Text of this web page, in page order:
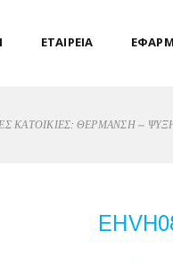
ΕΤΑΙΡΕΙΑ
ΚΑΤΟΙΚΊΕΣ: ΘΈΡΜΑΝΣΗ –